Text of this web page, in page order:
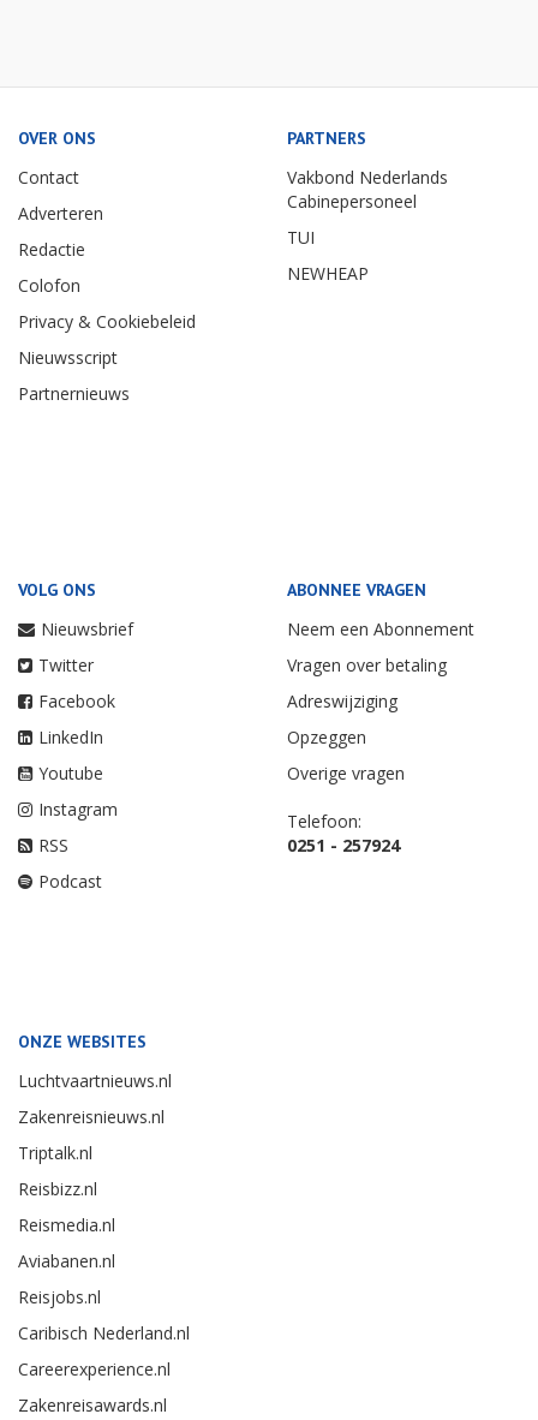
OVER ONS
Contact
Adverteren
Redactie
Colofon
Privacy & Cookiebeleid
Nieuwsscript
Partnernieuws
PARTNERS
Vakbond Nederlands
Cabinepersoneel
TUI
NEWHEAP
VOLG ONS
Nieuwsbrief
Twitter
Facebook
LinkedIn
Youtube
Instagram
RSS
Podcast
ABONNEE VRAGEN
Neem een Abonnement
Vragen over betaling
Adreswijziging
Opzeggen
Overige vragen
Telefoon:
0251 - 257924
ONZE WEBSITES
Luchtvaartnieuws.nl
Zakenreisnieuws.nl
Triptalk.nl
Reisbizz.nl
Reismedia.nl
Aviabanen.nl
Reisjobs.nl
Caribisch Nederland.nl
Careerexperience.nl
Zakenreisawards.nl